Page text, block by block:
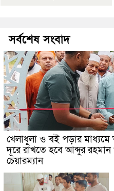
সর্বশেষ সংবাদ
খেলাধুলা ও বই পড়ার
দূরে রাখতে হবে আব্দুর
চেয়ারম্যান